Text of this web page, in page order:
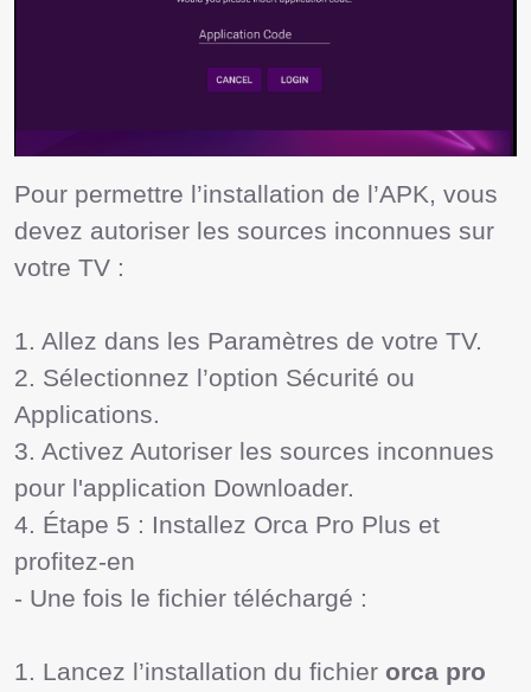
Pour permettre l’installation de l’APK, vous
devez autoriser les sources inconnues sur
votre TV :
1. Allez dans les Paramètres de votre TV.
2. Sélectionnez l’option Sécurité ou
Applications.
3. Activez Autoriser les sources inconnues
pour l'application Downloader.
4. Étape 5 : Installez Orca Pro Plus et
profitez-en
- Une fois le fichier téléchargé :
1. Lancez l’installation du fichier orca pro